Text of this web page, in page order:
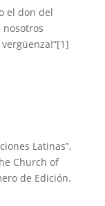
el don del
nosotros
“[1]
Latinas”,
Church of
de Edición.